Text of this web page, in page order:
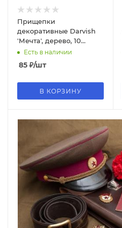
Прищепки
декоративные Darvish
'Мечта', дерево, 10
шт.;уп., DV-H-1078
Есть в наличии
85 ₽/шт
В КОРЗИНУ